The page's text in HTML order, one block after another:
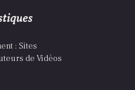
: Sites
de Vidéos